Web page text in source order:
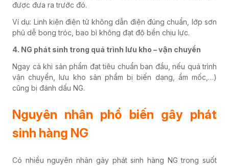
được đưa ra trước đó.
Ví dụ: Linh kiện điện tử không dẫn điện đúng chuẩn, lớp sơn
phủ dễ bong tróc, bao bì không đạt độ bền chịu lực.
4. NG phát sinh trong quá trình lưu kho – vận chuyển
Ngay cả khi sản phẩm đạt tiêu chuẩn ban đầu, nếu quá trình
vận chuyển, lưu kho sản phẩm bị biến dạng, ẩm mốc,…)
cũng bị đánh dấu NG.
Nguyên nhân phổ biến gây phát
sinh hàng NG
Có nhiều nguyên nhân gây phát sinh hàng NG trong suốt